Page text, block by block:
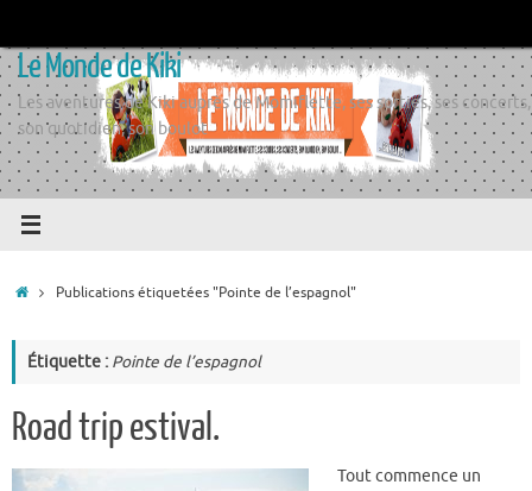
contenu
Le Monde de Kiki
Les aventures de Kiki auprès de Momiflette, ses sorties, ses concerts,
son quotidien, son boulot
AccueilPublications étiquetées "Pointe de l’espagnol"
Étiquette : Pointe de l’espagnol
Road trip estival.
Tout commence un